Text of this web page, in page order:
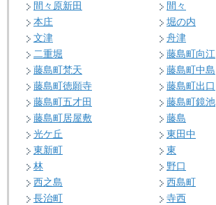
間々原新田
間々
本庄
堀の内
文津
舟津
二重堀
藤島町向江
藤島町梵天
藤島町中島
藤島町徳願寺
藤島町出口
藤島町五才田
藤島町鏡池
藤島町居屋敷
藤島
光ケ丘
東田中
東新町
東
林
野口
西之島
西島町
長治町
寺西